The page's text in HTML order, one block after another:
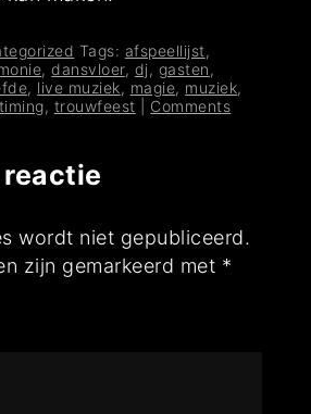
Tags: afspeellijst ,
,dansvloer, dj, gasten ,
, live muziek, magie, muziek,
timing, trouwfeest Comments
reactie
wordt niet gepubliceerd.
zijn gemarkeerd met *